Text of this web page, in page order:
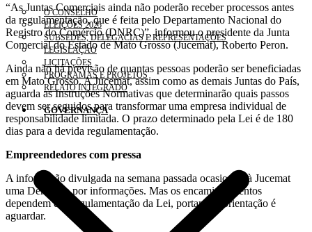
O CONSELHO
ELEIÇÕES 2025
SUBSEDES, DELEGACIAS E REPRESENTAÇÕES
LEGISLAÇÃO
LICITAÇÕES
PROGRAMAS E PROJETOS
RELATO INTEGRADO
GOVERNANÇA
“As Juntas Comerciais ainda não poderão receber processos antes
da regulamentação, que é feita pelo Departamento Nacional do
Registro do Comércio (DNRC)”, informou o presidente da Junta
Comercial do Estado de Mato Grosso (Jucemat), Roberto Peron.
Ainda não há previsão de quantas pessoas poderão ser beneficiadas
em Mato Grosso. A Jucemat, assim como as demais Juntas do País,
aguarda as Instruções Normativas que determinarão quais passos
devem ser seguidos para transformar uma empresa individual de
responsabilidade limitada. O prazo determinado pela Lei é de 180
dias para a devida regulamentação.
Empreendedores com pressa
A informação divulgada na semana passada ocasionou à Jucemat
uma Demanda por informações. Mas os encaminhamentos
dependem da Regulamentação da Lei, portanto a orientação é
aguardar.